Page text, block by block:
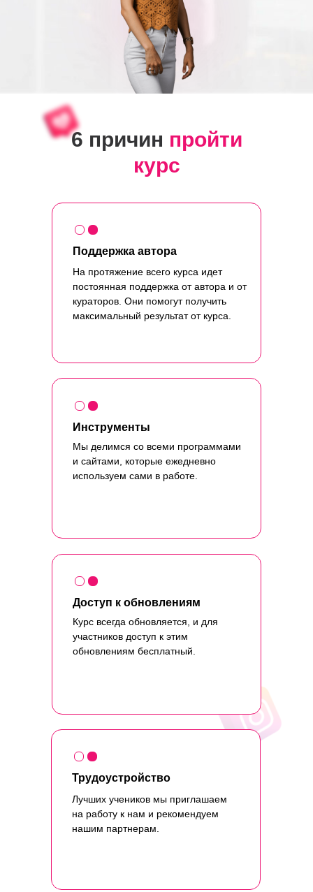
6 причин пройти
курс
Поддержка автора
На протяжение всего курса идет
постоянная поддержка от автора и от
кураторов. Они помогут получить
максимальный результат от курса.
Инструменты
Мы делимся со всеми программами
и сайтами, которые ежедневно
используем сами в работе.
Доступ к обновлениям
Курс всегда обновляется, и для
участников доступ к этим
обновлениям бесплатный.
Трудоустройство
Лучших учеников мы приглашаем
на работу к нам и рекомендуем
нашим партнерам.